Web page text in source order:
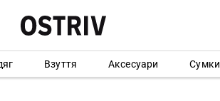
Взуття Аксесуари Сумки